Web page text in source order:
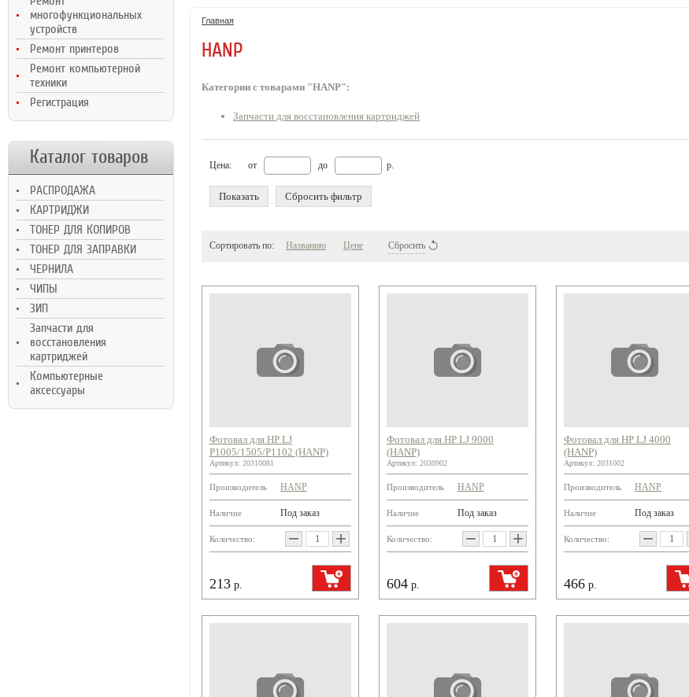
многофункциональных
устройств
Ремонт принтеров
Ремонт компьютерной
техники
Регистрация
Каталог товаров
РАСПРОДАЖА
КАРТРИДЖИ
ТОНЕР ДЛЯ КОПИРОВ
ТОНЕР ДЛЯ ЗАПРАВКИ
ЧЕРНИЛА
ЧИПЫ
ЗИП
Запчасти для
восстановления
картриджей
Компьютерные
аксессуары
M134, 2,3K
Главная
HANP
Категории с товарами "HANP":
Запчасти для восстановления картриджей
Цена: от до р.
Показать Сбросить фильтр
Сортировать по: Названию Цене Сбросить
Фотовал для HP LJ
P1005/1505/P1102 (HANP)
Артикул: 20310081
Производитель HANP
Наличие Под заказ
Количество: − +
213 р.
Фотовал для HP LJ 9000
(HANP)
Артикул: 2030902
Производитель HANP
Наличие Под заказ
Количество: − +
604 р.
Фотовал для HP LJ 4000
(HANP)
Артикул: 2031002
Производитель HANP
Наличие Под заказ
Количество: −
466 р.